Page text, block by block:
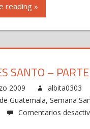
reading »
SANTO –
2009 albita0303
Guatemala,Semana
Comentarios